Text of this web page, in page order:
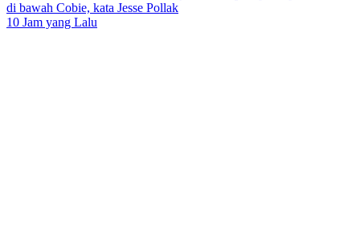
di bawah Cobie, kata Jesse Pollak
10 Jam yang Lalu